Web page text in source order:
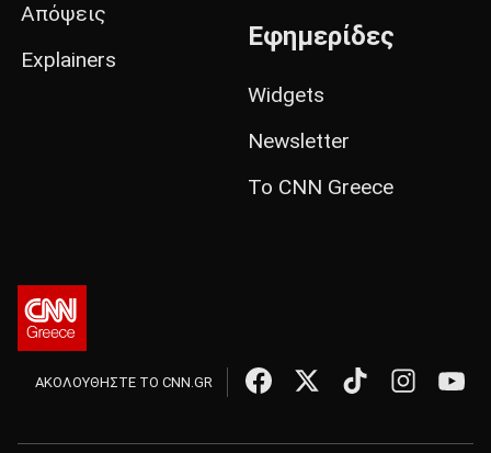
Απόψεις
Explainers
Εφημερίδες
Widgets
Newsletter
Το CNN Greece
ΑΚΟΛΟΥΘΗΣΤΕ ΤΟ CNN.GR